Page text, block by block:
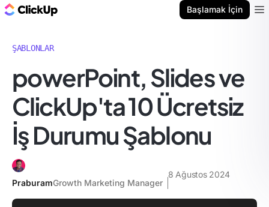
Başlamak İçin
ŞABLONLAR
powerPoint, Slides ve
ClickUp'ta 10 Ücretsiz
İş Durumu Şablonu
PraburamGrowth Marketing Manager
8 Ağustos 2024